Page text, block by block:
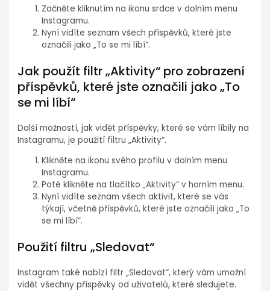
Začněte kliknutím na ikonu srdce v dolním menu
Instagramu.
Nyní vidíte seznam všech příspěvků, které jste
označili jako „To se mi líbí“.
Jak použít filtr „Aktivity“ pro zobrazení
příspěvků, které jste označili jako „To
se mi líbí“
Další možností, jak vidět příspěvky, které se vám líbily na
Instagramu, je použití filtru „Aktivity“.
Klikněte na ikonu svého profilu v dolním menu
Instagramu.
Poté klikněte na tlačítko „Aktivity“ v horním menu.
Nyní vidíte seznam všech aktivit, které se vás
týkají, včetně příspěvků, které jste označili jako „To
se mi líbí“.
Použití filtru „Sledovat“
Instagram také nabízí filtr „Sledovat“, který vám umožní
vidět všechny příspěvky od uživatelů, které sledujete.